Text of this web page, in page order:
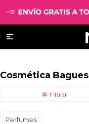

Cosmética Bagues
Perfumes